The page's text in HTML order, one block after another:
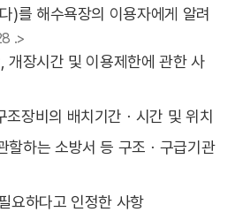
)를 해수욕장의 이용자에게 알려
.>
개장시간 및 이용제한에 관한 사
장비의 배치기간ㆍ시간 및 위치
할하는 소방서 등 구조ㆍ구급기관
요하다고 인정한 사항